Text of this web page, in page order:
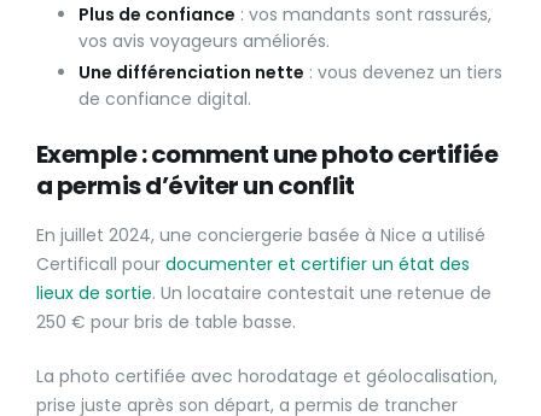
Plus de confiance : vos mandants sont rassurés,
vos avis voyageurs améliorés.
Une différenciation nette : vous devenez un tiers
de confiance digital.
Exemple : comment une photo certifiée
a permis d’éviter un conflit
En juillet 2024, une conciergerie basée à Nice a utilisé
Certificall pour documenter et certifier un état des
lieux de sortie. Un locataire contestait une retenue de
250 € pour bris de table basse.
La photo certifiée avec horodatage et géolocalisation,
prise juste après son départ, a permis de trancher